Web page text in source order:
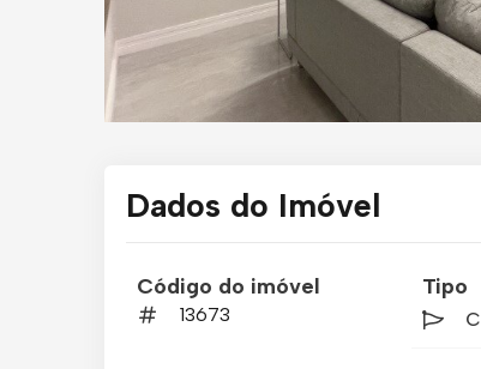
Dados do Imóvel
Código do imóvel
13673
Tipo